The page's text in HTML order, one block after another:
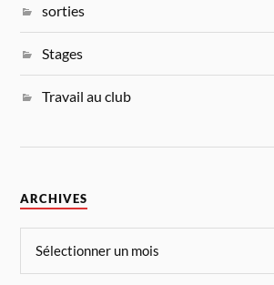
sorties
Stages
Travail au club
ARCHIVES